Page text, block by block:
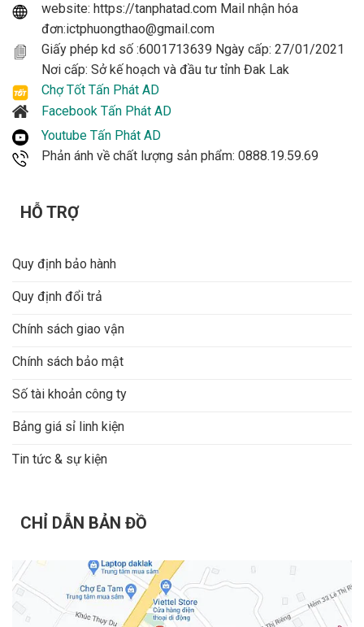
website: https://tanphatad.com Mail nhận hóa
đơn:ictphuongthao@gmail.com
Giấy phép kd số :6001713639 Ngày cấp: 27/01/2021
Nơi cấp: Sở kế hoạch và đầu tư tỉnh Đak Lak
Chợ Tốt Tấn Phát AD
Facebook Tấn Phát AD
Youtube Tấn Phát AD
Phản ánh về chất lượng sản phẩm: 0888.19.59.69
HỖ TRỢ
Quy định bảo hành
Quy định đổi trả
Chính sách giao vận
Chính sách bảo mật
Số tài khoản công ty
Bảng giá sỉ linh kiện
Tin tức & sự kiện
CHỈ DẪN BẢN ĐỒ